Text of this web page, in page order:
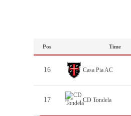
Pos Time
16 Casa Pia AC
17 CD Tondela